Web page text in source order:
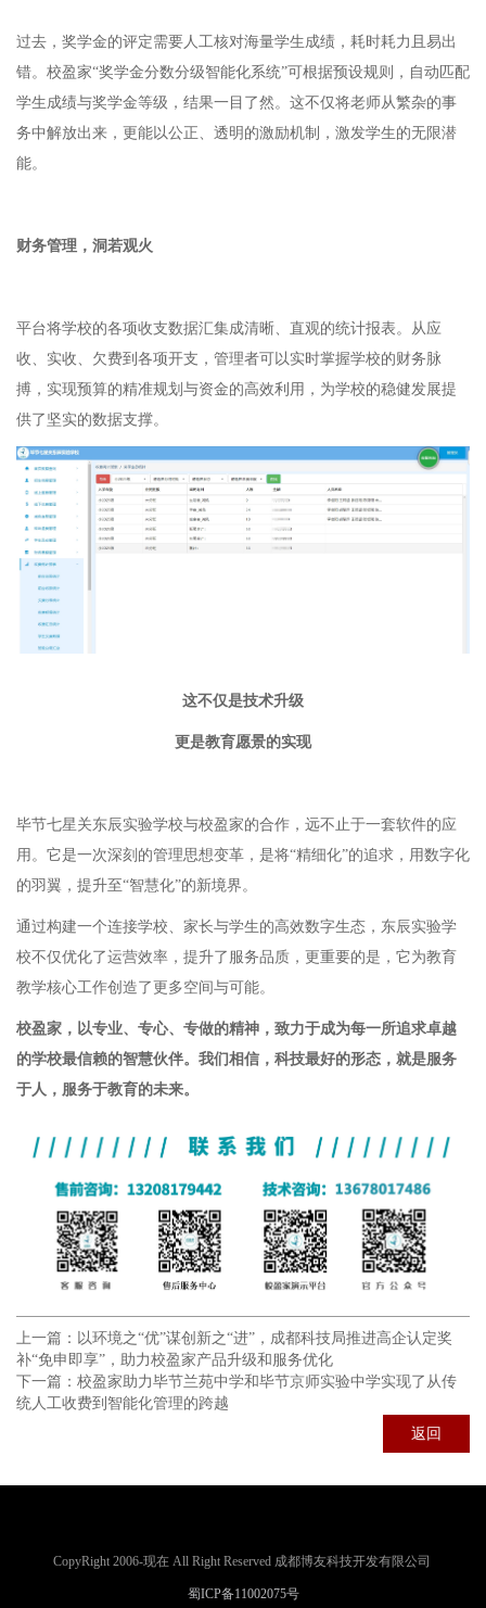
过去，奖学⾦的评定需要⼈⼯核对海量学⽣成绩，耗时耗⼒且易出
错。校盈家“奖学⾦分数分级智能化系统”可根据预设规则，⾃动匹配
学⽣成绩与奖学⾦等级，结果⼀⽬了然。这不仅将⽼师从繁杂的事
务中解放出来，更能以公正、透明的激励机制，激发学⽣的⽆限潜
能。
财务管理，洞若观⽕
平台将学校的各项收⽀数据汇集成清晰、直观的统计报表。从应
收、实收、⽋费到各项开⽀，管理者可以实时掌握学校的财务脉
搏，实现预算的精准规划与资⾦的⾼效利⽤，为学校的稳健发展提
供了坚实的数据⽀撑。
这不仅是技术升级
更是教育愿景的实现
毕节七星关东⾠实验学校与校盈家的合作，远不⽌于⼀套软件的应
⽤。它是⼀次深刻的管理思想变⾰，是将“精细化”的追求，⽤数字化
的⽻翼，提升⾄“智慧化”的新境界。
通过构建⼀个连接学校、家⻓与学⽣的⾼效数字⽣态，东⾠实验学
校不仅优化了运营效率，提升了服务品质，更重要的是，它为教育
教学核⼼⼯作创造了更多空间与可能。
校盈家，以专业、专⼼、专做的精神，致⼒于成为每⼀所追求卓越
的学校最信赖的智慧伙伴。我们相信，科技最好的形态，就是服务
于⼈，服务于教育的未来。
上一篇： 以环境之“优”谋创新之“进”，成都科技局推进高企认定奖
补“免申即享”，助力校盈家产品升级和服务优化
下一篇： 校盈家助力毕节兰苑中学和毕节京师实验中学实现了从传
统人工收费到智能化管理的跨越
返回
CopyRight 2006-现在 All Right Reserved 成都博友科技开发有限公司
蜀ICP备11002075号